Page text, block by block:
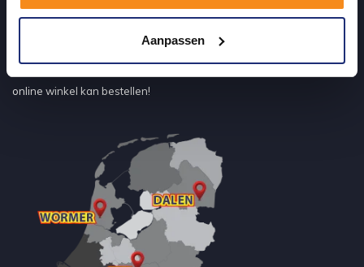
Aanpassen
uw sanitairwinkel in Dalen waar u niet alleen in onze showroom
terecht kunt voor badkamertegels en sanitair, maar ook via de
online winkel kan bestellen!